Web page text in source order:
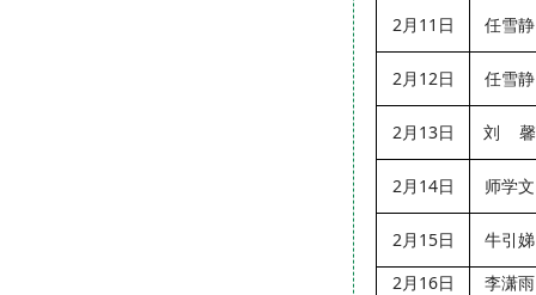
2月11日
任雪静
2月12日 任雪静
2月13日 刘 馨
2月14日 师学文
2月15日
牛引娣
2月16日
李潇雨